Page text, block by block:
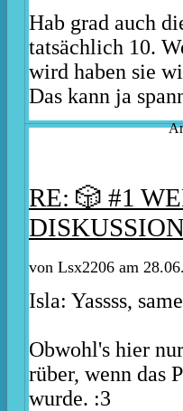
Hab grad auch
tatsächlich 10.
wird haben sie
Das kann ja
RE: 🎲 #1
von Lsx2206 am
Isla: Yassss,
Obwohl's hier
rüber, wenn das
wurde. :3